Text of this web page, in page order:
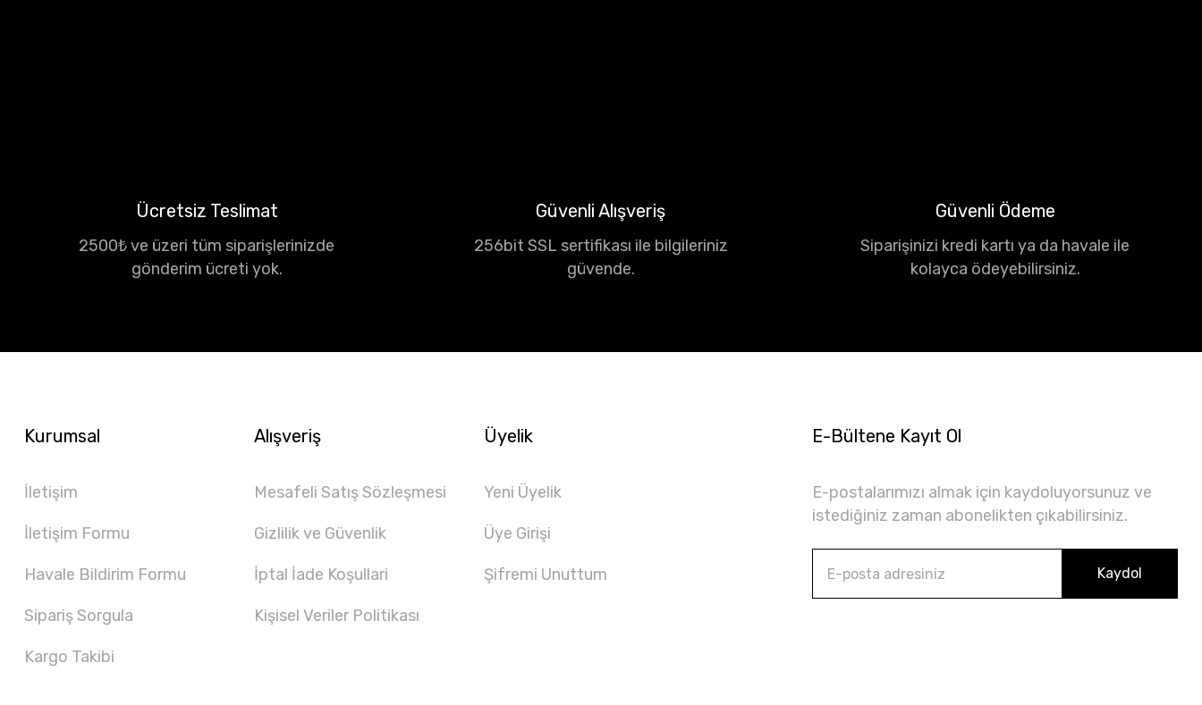
Ücretsiz Teslimat
2500₺ ve üzeri tüm siparişlerinizde
gönderim ücreti yok.
Güvenli Alışveriş
256bit SSL sertifikası ile bilgileriniz
güvende.
Güvenli Ödeme
Siparişinizi kredi kartı ya da havale ile
kolayca ödeyebilirsiniz.
Kurumsal
İletişim
İletişim Formu
Havale Bildirim Formu
Sipariş Sorgula
Kargo Takibi
Alışveriş
Mesafeli Satış Sözleşmesi
Gizlilik ve Güvenlik
İptal İade Koşullari
Kişisel Veriler Politikası
Üyelik
Yeni Üyelik
Üye Girişi
Şifremi Unuttum
E-Bültene Kayıt Ol
E-postalarımızı almak için kaydoluyorsunuz ve
istediğiniz zaman abonelikten çıkabilirsiniz.
Kaydol